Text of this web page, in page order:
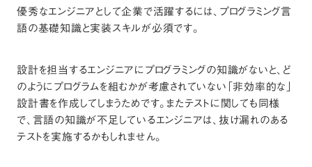
優秀なエンジニアとして企業で活躍するには、プログラミング言
語の基礎知識と実装スキルが必須です。
設計を担当するエンジニアにプログラミングの知識がないと、ど
のようにプログラムを組むかが考慮されていない「非効率的な」
設計書を作成してしまうためです。またテストに関しても同様
で、言語の知識が不足しているエンジニアは、抜け漏れのある
テストを実施するかもしれません。